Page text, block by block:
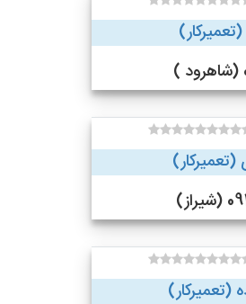
(تعمیرکار)